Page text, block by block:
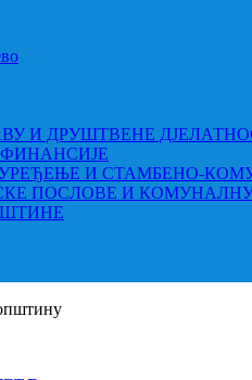
И ДРУШТВЕНЕ
И СТАМБЕНО-
ПОСЛОВЕ И